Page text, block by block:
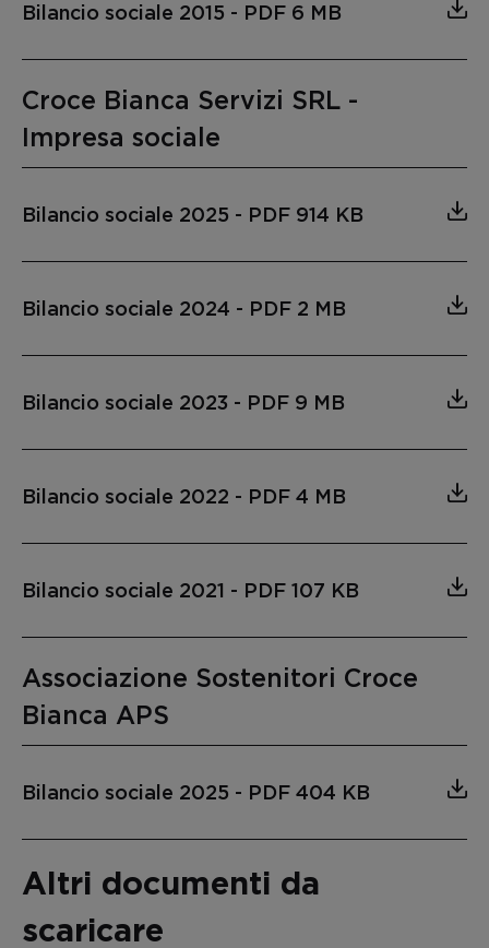
Bilancio sociale 2015 - PDF 6 MB
Croce Bianca Servizi SRL -
Impresa sociale
Bilancio sociale 2025 - PDF 914 KB
Bilancio sociale 2024 - PDF 2 MB
Bilancio sociale 2023 - PDF 9 MB
Bilancio sociale 2022 - PDF 4 MB
Bilancio sociale 2021 - PDF 107 KB
Associazione Sostenitori Croce
Bianca APS
Bilancio sociale 2025 - PDF 404 KB
Altri documenti da
scaricare